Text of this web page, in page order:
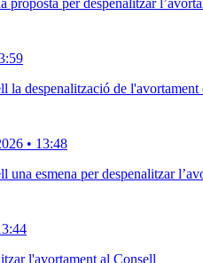
proposta per despenalitzar
la despenalització de l'avortament
• 13:48
una esmena per despenalitzar
l'avortament al Consell